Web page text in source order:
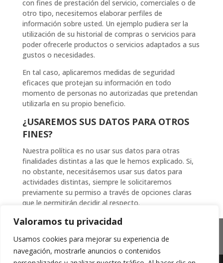
Valoramos tu privacidad
Usamos cookies para mejorar su experiencia de
navegación, mostrarle anuncios o contenidos
con fines de prestación del servicio, comerciales o de
otro tipo, necesitemos elaborar perfiles de
información sobre usted. Un ejemplo pudiera ser la
utilización de su historial de compras o servicios para
poder ofrecerle productos o servicios adaptados a sus
gustos o necesidades.
En tal caso, aplicaremos medidas de seguridad
eficaces que protejan su información en todo
momento de personas no autorizadas que pretendan
utilizarla en su propio beneficio.
¿USAREMOS SUS DATOS PARA OTROS
FINES?
Nuestra política es no usar sus datos para otras
finalidades distintas a las que le hemos explicado. Si,
no obstante, necesitásemos usar sus datos para
actividades distintas, siempre le solicitaremos
previamente su permiso a través de opciones claras
que le permitirán decidir al respecto.
Aviso Legal RGPD
Políticas de Cookies
Política de Protección de Datos